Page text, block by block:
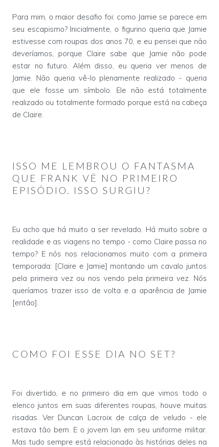
Para mim, o maior desafio foi: como Jamie se parece em
seu escapismo? Inicialmente, o figurino queria que Jamie
estivesse com roupas dos anos 70, e eu pensei que não
deveríamos, porque Claire sabe que Jamie não pode
estar no futuro. Além disso, eu queria ver menos de
Jamie. Não queria vê-lo plenamente realizado - queria
que ele fosse um símbolo. Ele não está totalmente
realizado ou totalmente formado porque está na cabeça
de Claire.
ISSO ME LEMBROU O FANTASMA
QUE FRANK VÊ NO PRIMEIRO
EPISÓDIO. ISSO SURGIU?
Eu acho que há muito a ser revelado. Há muito sobre a
realidade e as viagens no tempo - como Claire passa no
tempo? E nós nos relacionamos muito com a primeira
temporada: [Claire e Jamie] montando um cavalo juntos
pela primeira vez ou nos vendo pela primeira vez. Nós
queríamos trazer isso de volta e a aparência de Jamie
[então].
COMO FOI ESSE DIA NO SET?
Foi divertido, e no primeiro dia em que vimos todo o
elenco juntos em suas diferentes roupas, houve muitas
risadas. Ver Duncan Lacroix de calça de veludo - ele
estava tão bem. E o jovem Ian em seu uniforme militar.
Mas tudo sempre está relacionado às histórias deles na